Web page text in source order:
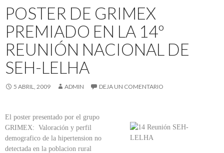
POSTER DE GRIMEX
PREMIADO EN LA 14º
REUNIÓN NACIONAL DE
SEH-LELHA
5 ABRIL, 2009 ADMIN DEJA UN COMENTARIO
El poster presentado por el grupo
GRIMEX: Valoración y perfil
demografico de la hipertension no
detectada en la poblacion rural